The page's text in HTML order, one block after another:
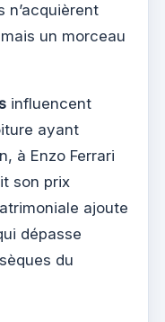
n’acquièrent
un morceau
influencent
ayant
à Enzo Ferrari
son prix
ajoute
dépasse
du